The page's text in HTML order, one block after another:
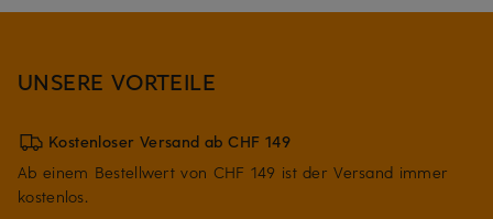
UNSERE VORTEILE
Kostenloser Versand ab CHF 149
Ab einem Bestellwert von CHF 149 ist der Versand immer
kostenlos.